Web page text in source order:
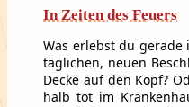
In Zeiten des Feuers
Was erlebst du
täglichen, neuen
Decke auf den Kopf?
halb tot im